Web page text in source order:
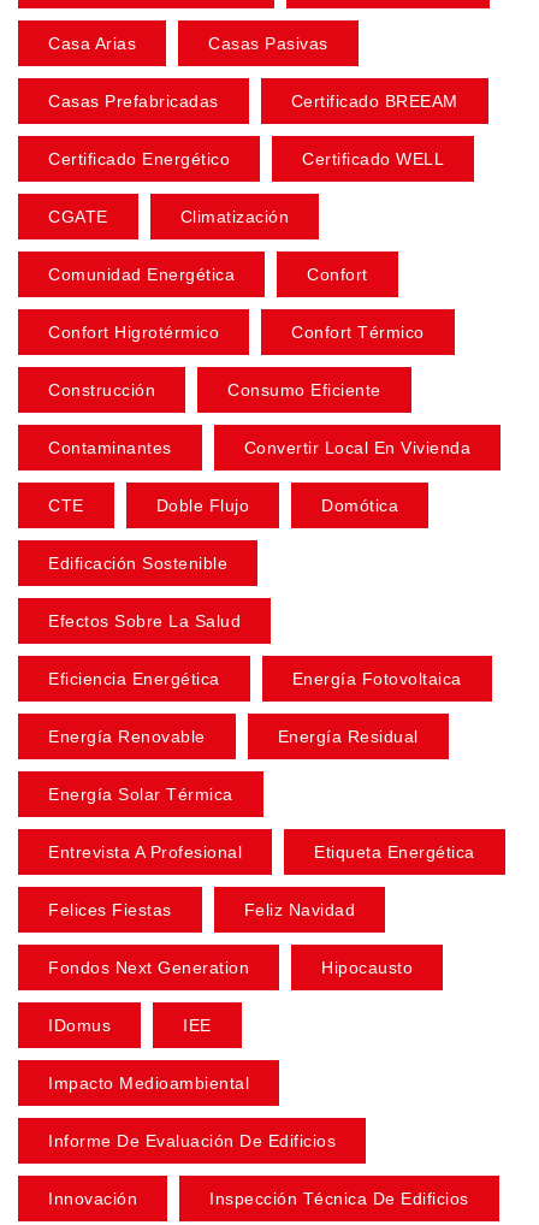
Casa Arias Casas Pasivas
Casas Prefabricadas Certificado BREEAM
Certificado Energético Certificado WELL
CGATE Climatización
Comunidad Energética Confort
Confort Higrotérmico Confort Térmico
Construcción Consumo Eficiente
Contaminantes Convertir Local En Vivienda
CTE Doble Flujo Domótica
Edificación Sostenible
Efectos Sobre La Salud
Eficiencia Energética Energía Fotovoltaica
Energía Renovable Energía Residual
Energía Solar Térmica
Entrevista A Profesional Etiqueta Energética
Felices Fiestas Feliz Navidad
Fondos Next Generation Hipocausto
IDomus IEE
Impacto Medioambiental
Informe De Evaluación De Edificios
Innovación Inspección Técnica De Edificios